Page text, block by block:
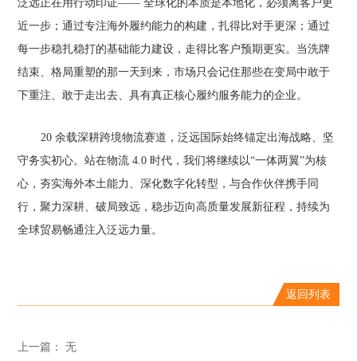
泛远正在用行动印证—— 全球化的本质是本地化，必须离客户更
近一步；通过专注海外履约能力的构建，扎得比对手更深；通过
每一步稳扎稳打的基础能力建设，走得比客户预期更实。当洗牌
结束、格局重塑的那一天到来，市场只会记住那些在变局中敢于
下重注、敢于走出去、具有真正核心履约服务能力的企业。
20 余载深耕跨境物流赛道，泛远国际始终锚定出海战略、坚
守务实初心。站在物流 4.0 时代，我们将继续以“一体两翼”为核
心，夯实海外本土能力、深化数字化转型，与合作伙伴携手同
行，聚力深耕、破局致远，稳步迈向高质量发展新征程，持续为
全球贸易畅通注入泛远力量。
返回列表
上一篇： 无